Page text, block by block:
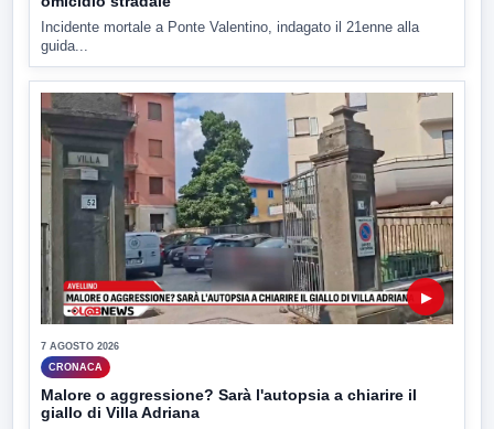
Incidente mortale a Ponte Valentino, indagato il 21enne alla
guida...
▶
7 AGOSTO 2026
CRONACA
Malore o aggressione? Sarà l'autopsia a chiarire il
giallo di Villa Adriana